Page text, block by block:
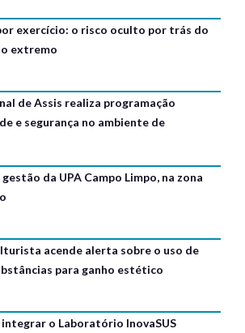
exercício: o risco oculto por trás do
extremo
de Assis realiza programação
e segurança no ambiente de
gestão da UPA Campo Limpo, na zona
acende alerta sobre o uso de
para ganho estético
integrar o Laboratório InovaSUS